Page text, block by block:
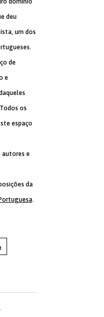
deu
um dos
de
e
os
espaço
autores e
da
.